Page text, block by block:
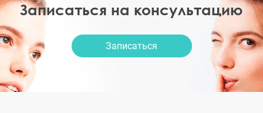
Записаться на консультацию
Записаться